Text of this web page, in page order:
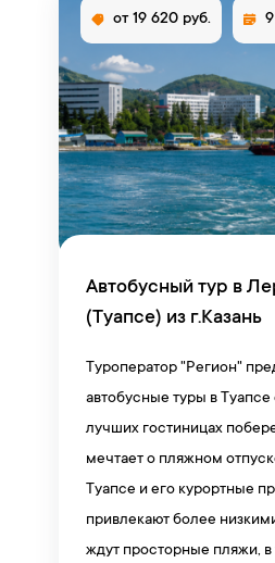
от 19 620 руб.
Автобусный тур в
(Туапсе) из г.Казань
Туроператор "Регион"
автобусные туры в
лучших гостиницах
мечтает о пляжном
Туапсе и его курортные
привлекают более
ждут просторные пляжи,